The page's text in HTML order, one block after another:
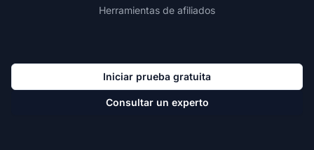
Herramientas de afiliados
Iniciar prueba gratuita
Consultar un experto